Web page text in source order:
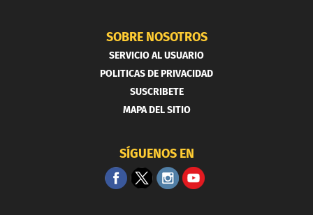
SOBRE NOSOTROS
SERVICIO AL USUARIO
POLITICAS DE PRIVACIDAD
SUSCRIBETE
MAPA DEL SITIO
SÍGUENOS EN